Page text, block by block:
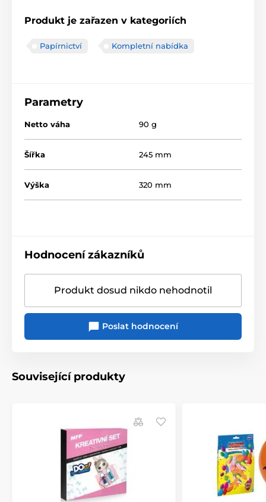
Produkt je zařazen v kategoriích
Papírnictví Kompletní nabídka
Parametry
Netto váha 90 g
Šířka 245 mm
Výška 320 mm
Hodnocení zákazníků
Produkt dosud nikdo nehodnotil
Poslat hodnocení
Související produkty